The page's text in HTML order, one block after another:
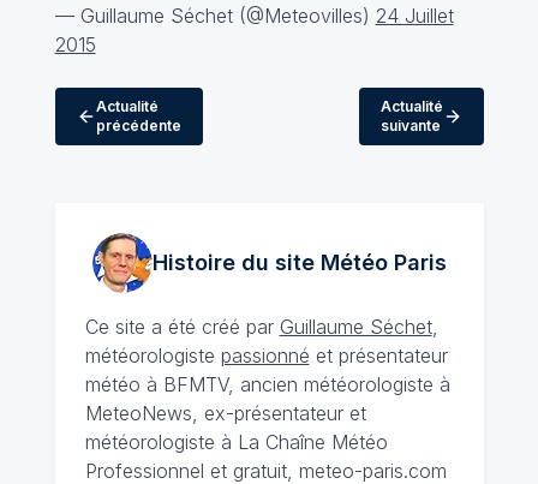
— Guillaume Séchet (@Meteovilles) 24 Juillet
2015
Actualité
précédente
Actualité
suivante
Histoire du site MétéoParis
Ce site a été créé par Guillaume Séchet,
météorologiste passionné et présentateur
météo à BFMTV, ancien météorologiste à
MeteoNews, ex-présentateur et
météorologiste à La Chaîne Météo
Professionnel et gratuit, meteo-paris.com